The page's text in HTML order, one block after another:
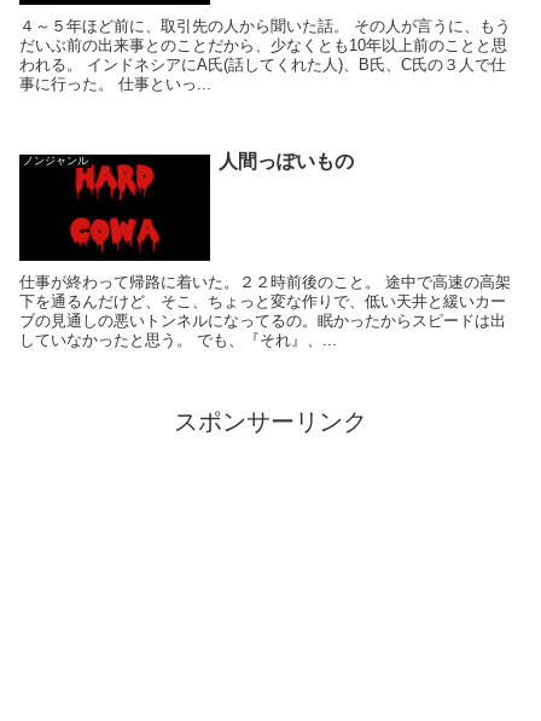
４～５年ほど前に、取引先の人から聞いた話。 その人が言うに、もう
だいぶ前の出来事とのことだから、少なくとも10年以上前のことと思
われる。 インドネシアにA氏(話してくれた人)、B氏、C氏の３人で仕
事に行った。 仕事といっ...
ノンジャンル 人間っぽいもの
仕事が終わって帰路に着いた。２２時前後のこと。 途中で高速の高架
下を通るんだけど、そこ、ちょっと変な作りで、低い天井と緩いカー
ブの見通しの悪いトンネルになってるの。眠かったからスピードは出
していなかったと思う。 でも、『それ』、...
スポンサーリンク